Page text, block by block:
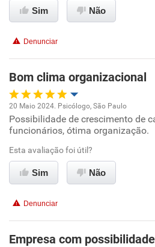
Recomenda esta empresa
Sim Não
Denunciar
Bom clima organizacional
Oportunidade de promoção
Ambiente de trabalho
Conciliação com a vida familiar
Recomenda esta empresa
20 Maio 2024. Psicólogo, São Paulo
Possibilidade de crescimento de
funcionários, ótima organização.
Esta avaliação foi útil?
Sim Não
Denunciar
Empresa com